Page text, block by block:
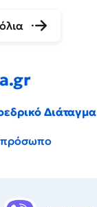
Διάταγμα
πρόσωπο